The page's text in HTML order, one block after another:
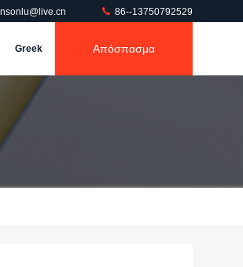
86--13750792529
Greek Απόσπασμα